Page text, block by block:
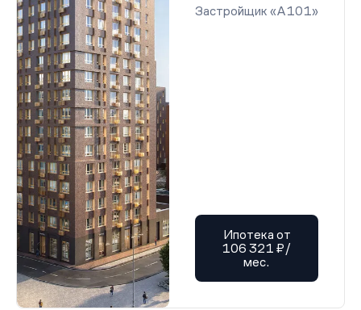
Застройщик «А101»
Ипотека от
106 321 ₽/
мес.